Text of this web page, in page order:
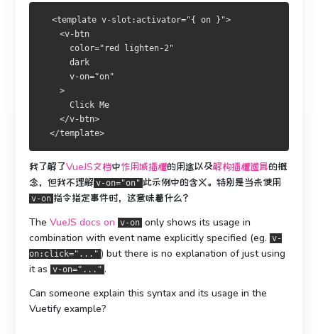
  <template v-slot:activator="{ on }">
    <v-btn
      color="red lighten-2"
      dark
      v-on="on"
    >
      Click Me
    </v-btn>
  </template>
我了解了VueJS文档中作用域插槽的用途以及解构插槽道具的概
念， 但我不理解 v-on="on" 此示例中的含义。 特别是当未使用
v-on 指令指定事件时，这意味着什么？
The VueJS docs on v-on only shows its usage in
combination with event name explicitly specified (eg. v-
on:click="..." ) but there is no explanation of just using
it as v-on="..." .
Can someone explain this syntax and its usage in the
Vuetify example?